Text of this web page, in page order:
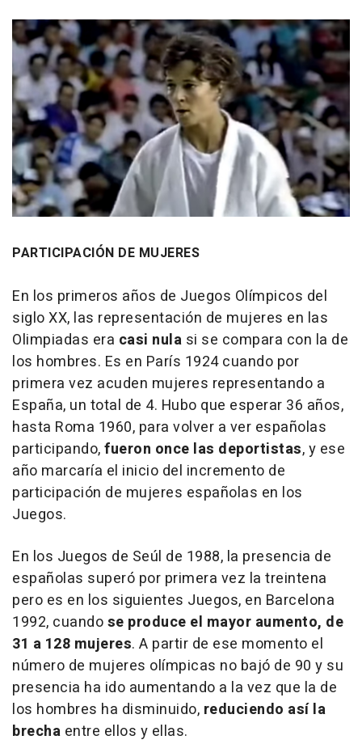
PARTICIPACIÓN DE MUJERES
En los primeros años de Juegos Olímpicos del
siglo XX, las representación de mujeres en las
Olimpiadas era casi nula si se compara con la de
los hombres. Es en París 1924 cuando por
primera vez acuden mujeres representando a
España, un total de 4. Hubo que esperar 36 años,
hasta Roma 1960, para volver a ver españolas
participando,fueron once las deportistas, y ese
año marcaría el inicio del incremento de
participación de mujeres españolas en los
Juegos.
En los Juegos de Seúl de 1988, la presencia de
españolas superó por primera vez la treintena
pero es en los siguientes Juegos, en Barcelona
1992, cuandose produce el mayor aumento, de
31 a 128 mujeres. A partir de ese momento el
número de mujeres olímpicas no bajó de 90 y su
presencia ha ido aumentando a la vez que la de
los hombres ha disminuido, reduciendo así la
brecha entre ellos y ellas.